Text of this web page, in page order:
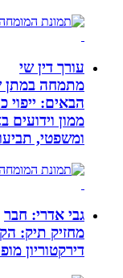
עורך דין שי
מתמחה במתן
הבאים: ייפוי כוח
ממון וידועים
ומשפטי, תביעות
גבי אדרי: חבר
מחזיק תיק:
דירקטוריון